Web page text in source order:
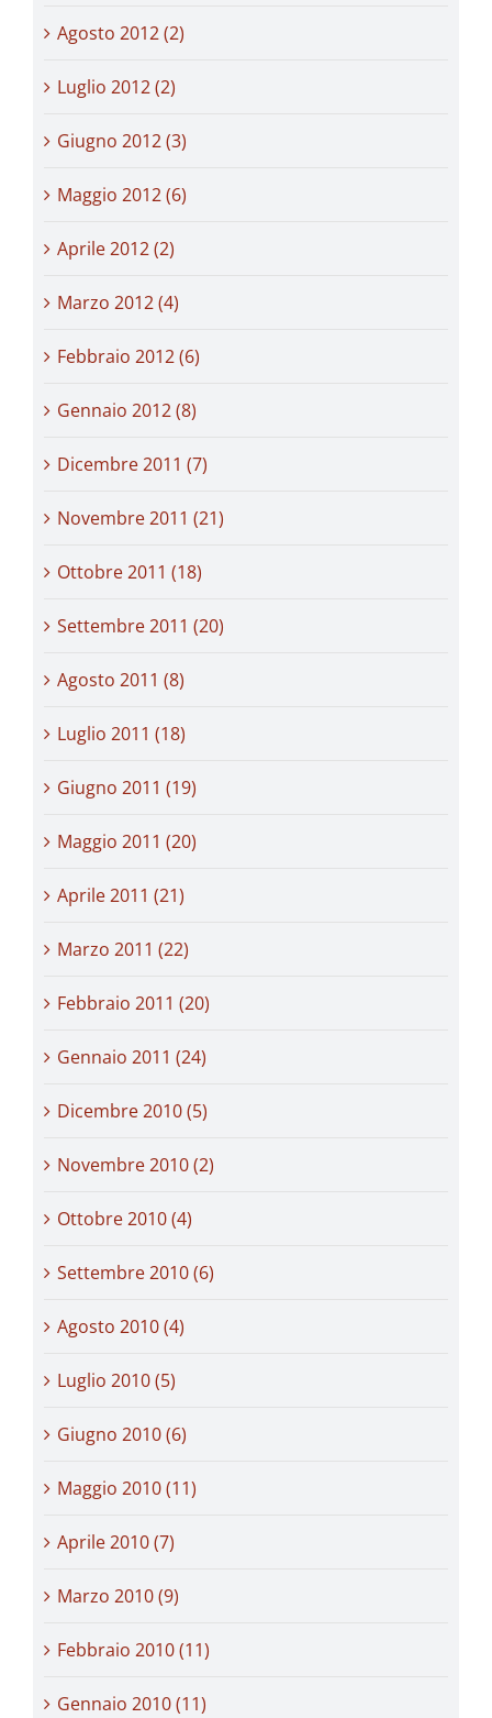
Agosto 2012 (2)
Luglio 2012 (2)
Giugno 2012 (3)
Maggio 2012 (6)
Aprile 2012 (2)
Marzo 2012 (4)
Febbraio 2012 (6)
Gennaio 2012 (8)
Dicembre 2011 (7)
Novembre 2011 (21)
Ottobre 2011 (18)
Settembre 2011 (20)
Agosto 2011 (8)
Luglio 2011 (18)
Giugno 2011 (19)
Maggio 2011 (20)
Aprile 2011 (21)
Marzo 2011 (22)
Febbraio 2011 (20)
Gennaio 2011 (24)
Dicembre 2010 (5)
Novembre 2010 (2)
Ottobre 2010 (4)
Settembre 2010 (6)
Agosto 2010 (4)
Luglio 2010 (5)
Giugno 2010 (6)
Maggio 2010 (11)
Aprile 2010 (7)
Marzo 2010 (9)
Febbraio 2010 (11)
Gennaio 2010 (11)